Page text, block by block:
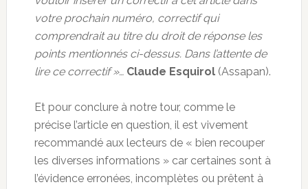
votre prochain numéro, correctif qui
comprendrait au titre du droit de réponse les
points mentionnés ci-dessus. Dans l’attente de
lire ce correctif »… Claude Esquirol(Assapan).
Et pour conclure à notre tour, comme le
précise l’article en question, il est vivement
recommandé aux lecteurs de « bien recouper
les diverses informations » car certaines sont à
l’évidence erronées, incomplètes ou prêtent à